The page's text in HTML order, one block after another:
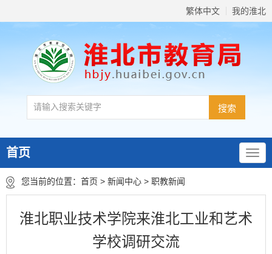
繁体中文 我的淮北
首页
您当前的位置： 首页 > 新闻中心 > 职教新闻
淮北职业技术学院来淮北工业和艺术
学校调研交流